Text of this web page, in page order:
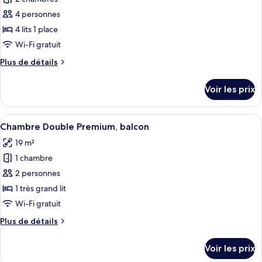
pour
ce
type
chambre :
communicantes
pour
4
personnes
4 personnes
4 lits 1 place
Wi-Fi gratuit
Plus de détails
Plus
le
type
de
2
chambres
communicantes
pour
4
personnes
Voir les prix
Afficher
toutes
les
photos
pour
ce
type
chambre :
Une chambre d’hôtel avec un grand
6
Chambre Double Premium, balcon
19 m²
1 chambre
2 personnes
1 très grand lit
Wi-Fi gratuit
Plus de détails
Plus
Voir les prix